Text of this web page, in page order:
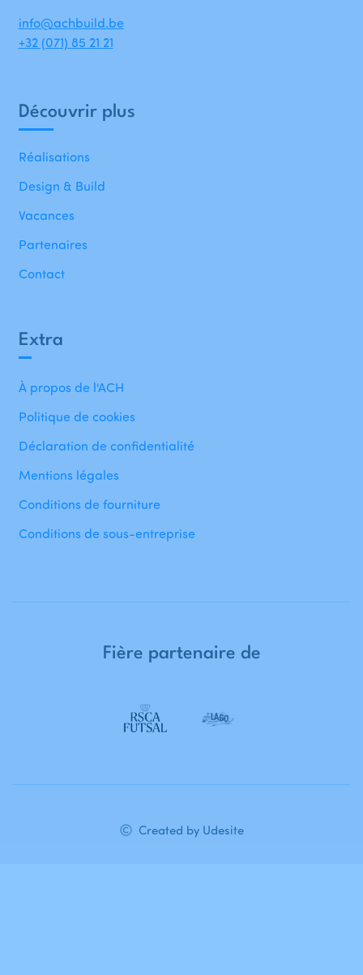
Extra
À propos de l'ACH
Politique de cookies
Déclaration de confidentialité
Mentions légales
Conditions de fourniture
Conditions de sous-entreprise
Découvrir plus
Réalisations
Design & Build
Vacances
Partenaires
Contact
info@achbuild.be
+32 (071) 85 21 21
Fière partenaire de
Created by Udesite